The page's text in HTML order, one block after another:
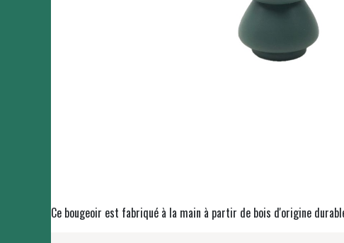
Ce bougeoir est fabriqué à la main à partir de bois d'origine